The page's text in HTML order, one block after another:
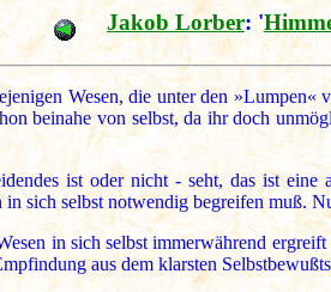
Jakob Lorber: '
Wesen, die unter den
beinahe von selbst, da ihr doch
ist oder nicht - seht, das ist
sich selbst notwendig begreifen muß.
in sich selbst immerwährend
aus dem klarsten